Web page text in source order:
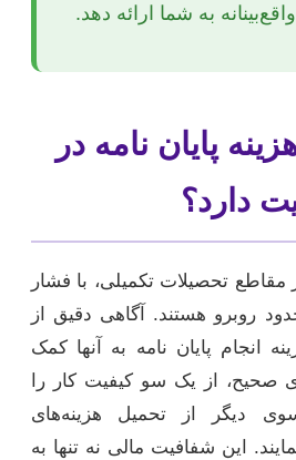
به شما ارائه دهد.
پایان نامه در
دارد؟
مقاطع تحصیلات تکمیلی، با فشار
روبرو هستند. آگاهی دقیق از
انجام پایان نامه به آنها کمک
صحیح، از یک سو کیفیت کار را
دیگر از تحمیل هزینه‌های
این شفافیت مالی نه تنها به